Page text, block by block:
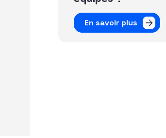
En savoir plus